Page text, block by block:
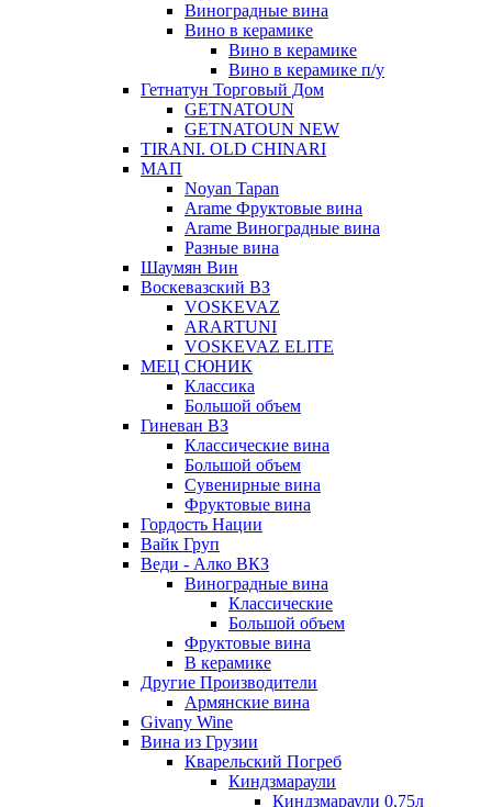
Виноградные вина
Вино в керамике
Вино в керамике
Вино в керамике п/у
Гетнатун Торговый Дом
GETNATOUN
GETNATOUN NEW
TIRANI. OLD CHINARI
МАП
Noyan Tapan
Arame Фруктовые вина
Arame Виноградные вина
Разные вина
Шаумян Вин
Воскевазский ВЗ
VOSKEVAZ
ARARTUNI
VOSKEVAZ ELITE
МЕЦ СЮНИК
Классика
Большой объем
Гиневан ВЗ
Классические вина
Большой объем
Сувенирные вина
Фруктовые вина
Гордость Нации
Вайк Груп
Веди - Алко ВКЗ
Виноградные вина
Классические
Большой объем
Фруктовые вина
В керамике
Другие Производители
Армянские вина
Givany Wine
Вина из Грузии
Кварельский Погреб
Киндзмараули
Киндзмараули 0,75л